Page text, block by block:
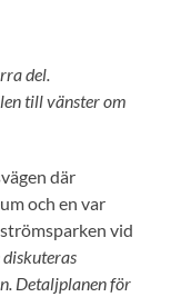
del.
till vänster om
där
och en var
vid
Detaljplanen för